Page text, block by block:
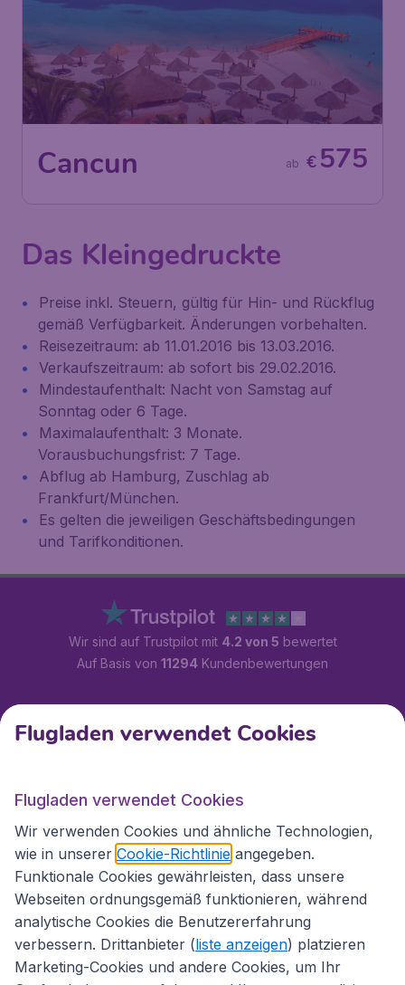
Cancun € 575
ab
Das Kleingedruckte
Preise inkl. Steuern, gültig für Hin- und Rückflug
gemäß Verfügbarkeit. Änderungen vorbehalten.
Reisezeitraum: ab 11.01.2016 bis 13.03.2016.
Verkaufszeitraum: ab sofort bis 29.02.2016.
Mindestaufenthalt: Nacht von Samstag auf
Sonntag oder 6 Tage.
Maximalaufenthalt: 3 Monate.
Vorausbuchungsfrist: 7 Tage.
Abflug ab Hamburg, Zuschlag ab
Frankfurt/München.
Es gelten die jeweiligen Geschäftsbedingungen
und Tarifkonditionen.
Wir sind auf Trustpilot mit 4.2 von 5 bewertet
Auf Basis von 11294 Kundenbewertungen
Kundenservice
Flugladen.at
Internationale Webseiten
Flugladen verwendet Cookies
Flugladen verwendet Cookies
Wir verwenden Cookies und ähnliche Technologien,
wie in unserer Cookie-Richtlinie angegeben.
Funktionale Cookies gewährleisten, dass unsere
Webseiten ordnungsgemäß funktionieren, während
analytische Cookies die Benutzererfahrung
verbessern. Drittanbieter (liste anzeigen) platzieren
Marketing-Cookies und andere Cookies, um Ihr